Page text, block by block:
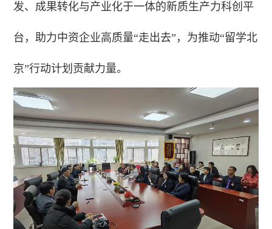
发、成果转化与产业化于一体的新质生产力科创平
台，助力中资企业高质量“走出去”，为推动“留学北
京”行动计划贡献力量。